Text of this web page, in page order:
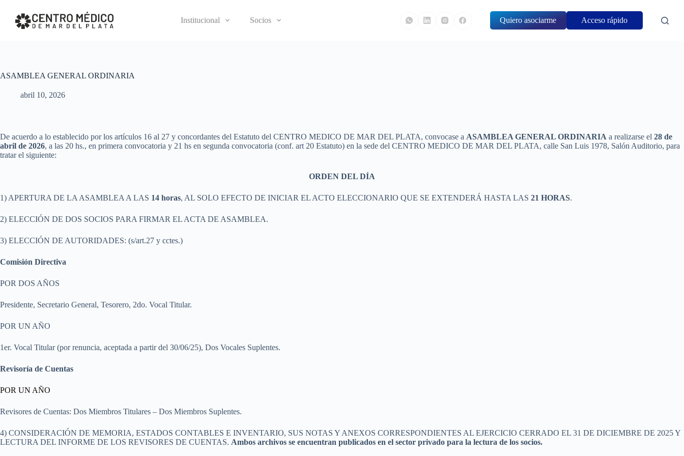
o
Institucional Socios Quiero asociarme Acceso rápido
ASAMBLEA GENERAL ORDINARIA
abril 10, 2026
De acuerdo a lo establecido por los artículos 16 al 27 y concordantes del Estatuto del CENTRO MEDICO DE MAR DEL PLATA, convocase a ASAMBLEA GENERAL ORDINARIA a realizarse el 28 de
abril de 2026, a las 20 hs., en primera convocatoria y 21 hs en segunda convocatoria (conf. art 20 Estatuto) en la sede del CENTRO MEDICO DE MAR DEL PLATA, calle San Luis 1978, Salón Auditorio, para
tratar el siguiente:
ORDEN DEL DÍA
1) APERTURA DE LA ASAMBLEA A LAS 14 horas, AL SOLO EFECTO DE INICIAR EL ACTO ELECCIONARIO QUE SE EXTENDERÁ HASTA LAS 21 HORAS.
2) ELECCIÓN DE DOS SOCIOS PARA FIRMAR EL ACTA DE ASAMBLEA.
3) ELECCIÓN DE AUTORIDADES: (s/art.27 y cctes.)
Comisión Directiva
POR DOS AÑOS
Presidente, Secretario General, Tesorero, 2do. Vocal Titular.
POR UN AÑO
1er. Vocal Titular (por renuncia, aceptada a partir del 30/06/25), Dos Vocales Suplentes.
Revisoría de Cuentas
POR UN AÑO
Revisores de Cuentas: Dos Miembros Titulares – Dos Miembros Suplentes.
4) CONSIDERACIÓN DE MEMORIA, ESTADOS CONTABLES E INVENTARIO, SUS NOTAS Y ANEXOS CORRESPONDIENTES AL EJERCICIO CERRADO EL 31 DE DICIEMBRE DE 2025 Y
LECTURA DEL INFORME DE LOS REVISORES DE CUENTAS. Ambos archivos se encuentran publicados en el sector privado para la lectura de los socios.